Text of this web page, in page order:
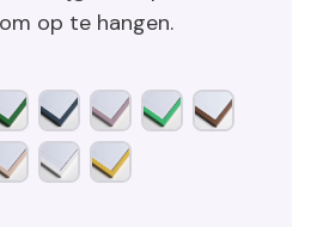
op te hangen.